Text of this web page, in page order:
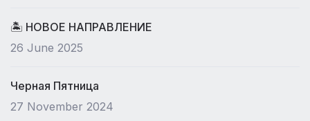
🏝 НОВОЕ НАПРАВЛЕНИЕ
26 June 2025
Черная Пятница
27 November 2024